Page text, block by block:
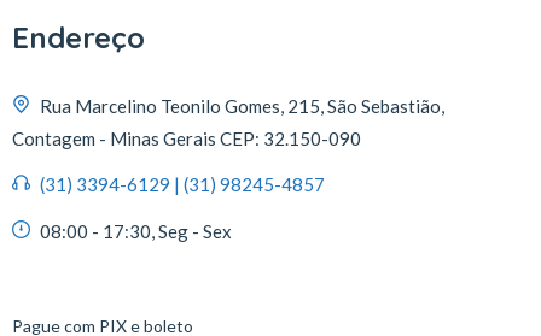
Endereço
Rua Marcelino Teonilo Gomes, 215, São Sebastião,
Contagem - Minas Gerais CEP: 32.150-090
(31) 3394-6129 | (31) 98245-4857
08:00 - 17:30, Seg - Sex
Pague com PIX e boleto